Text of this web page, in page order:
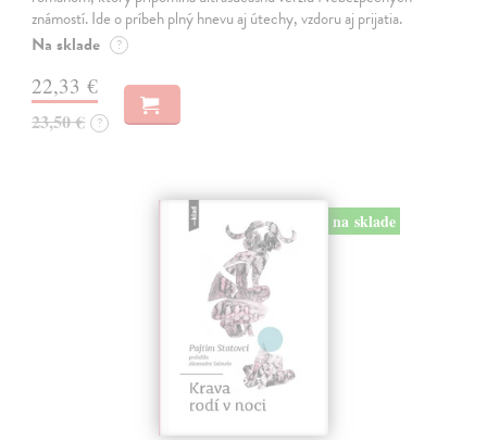
známostí. Ide o príbeh plný hnevu aj útechy, vzdoru aj prijatia.
Na sklade ?
22,33 €
23,50 € ?
na sklade